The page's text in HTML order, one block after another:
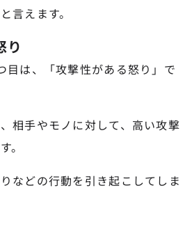
言えます。
り
目は、「攻撃性がある怒り」で
相手やモノに対して、高い攻撃
。
などの行動を引き起こしてしま